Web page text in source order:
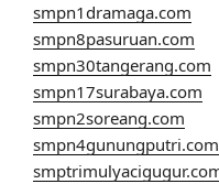
smpn1dramaga.com
smpn8pasuruan.com
smpn30tangerang.com
smpn17surabaya.com
smpn2soreang.com
smpn4gunungputri.com